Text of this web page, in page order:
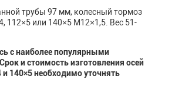
трубы 97 мм, колесный тормоз
112×5 или 140×5 М12×1,5. Вес 51-
с наиболее популярными
и стоимость изготовления осей
140×5 необходимо уточнять